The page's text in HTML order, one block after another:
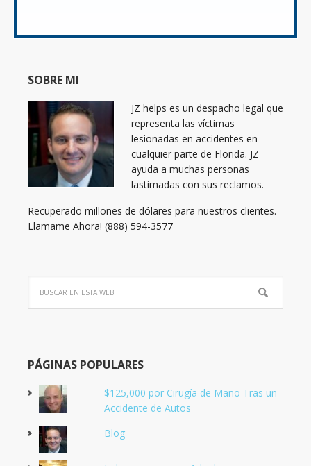
SOBRE MI
JZ helps es un despacho legal que
representa las víctimas
lesionadas en accidentes en
cualquier parte de Florida. JZ
ayuda a muchas personas
lastimadas con sus reclamos.
Recuperado millones de dólares para nuestros clientes.
Llamame Ahora! (888) 594-3577
PÁGINAS POPULARES
$125,000 por Cirugía de Mano Tras un
Accidente de Autos
Blog